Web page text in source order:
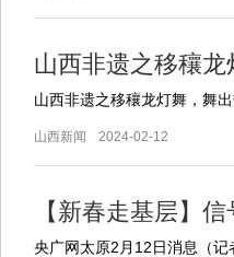
山西非遗之移穰
山西非遗之移穰龙灯舞，舞
山西新闻 2024-02-12
【新春走基层】
央广网太原2月12日消息（